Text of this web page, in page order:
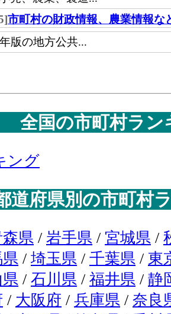
市町村の財政情報、農業情報な
版の地方公共...
全国の市町村ラ
ング
道府県別の市町村
県 / 岩手県 / 宮城県 /
/ 埼玉県 / 千葉県 / 東
/ 石川県 / 福井県 / 静
/ 大阪府 / 兵庫県 / 奈良